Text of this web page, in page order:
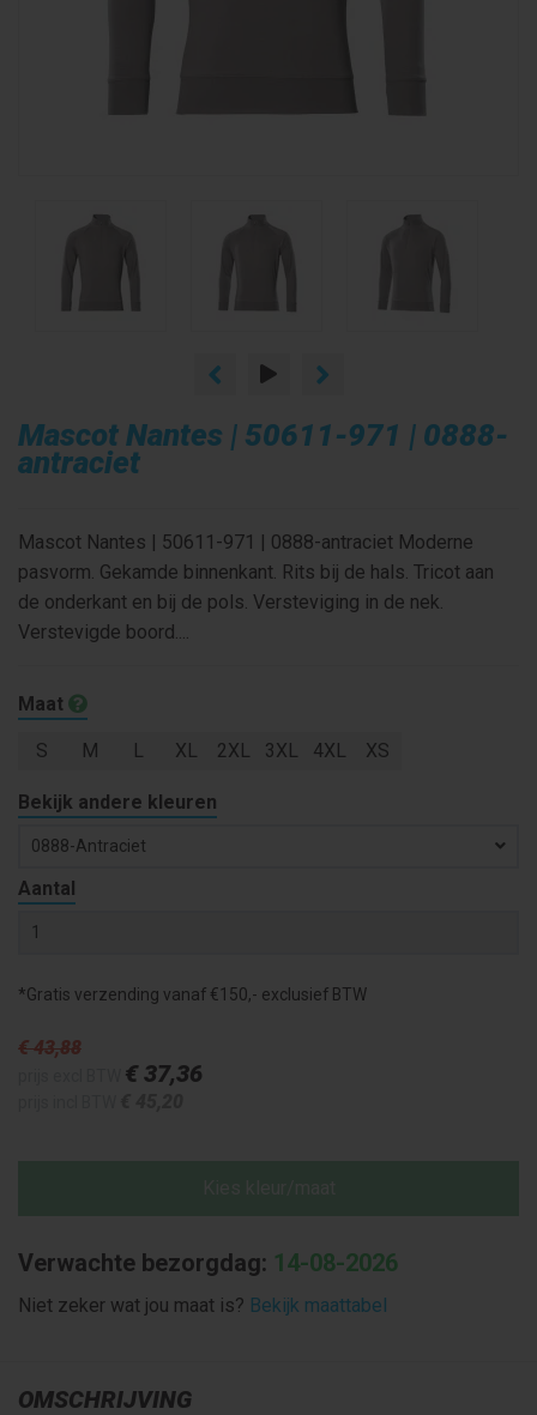
Mascot Nantes | 50611-971 | 0888-
antraciet
Mascot Nantes | 50611-971 | 0888-antraciet Moderne
pasvorm. Gekamde binnenkant. Rits bij de hals. Tricot aan
de onderkant en bij de pols. Versteviging in de nek.
Verstevigde boord....
Maat
S M L XL 2XL 3XL 4XL XS
Bekijk andere kleuren
0888-Antraciet
Aantal
*Gratis verzending vanaf €150,- exclusief BTW
€ 43,88
€ 37,36
Verwachte bezorgdag: 14-08-2026
Niet zeker wat jou maat is? Bekijk maattabel
OMSCHRIJVING